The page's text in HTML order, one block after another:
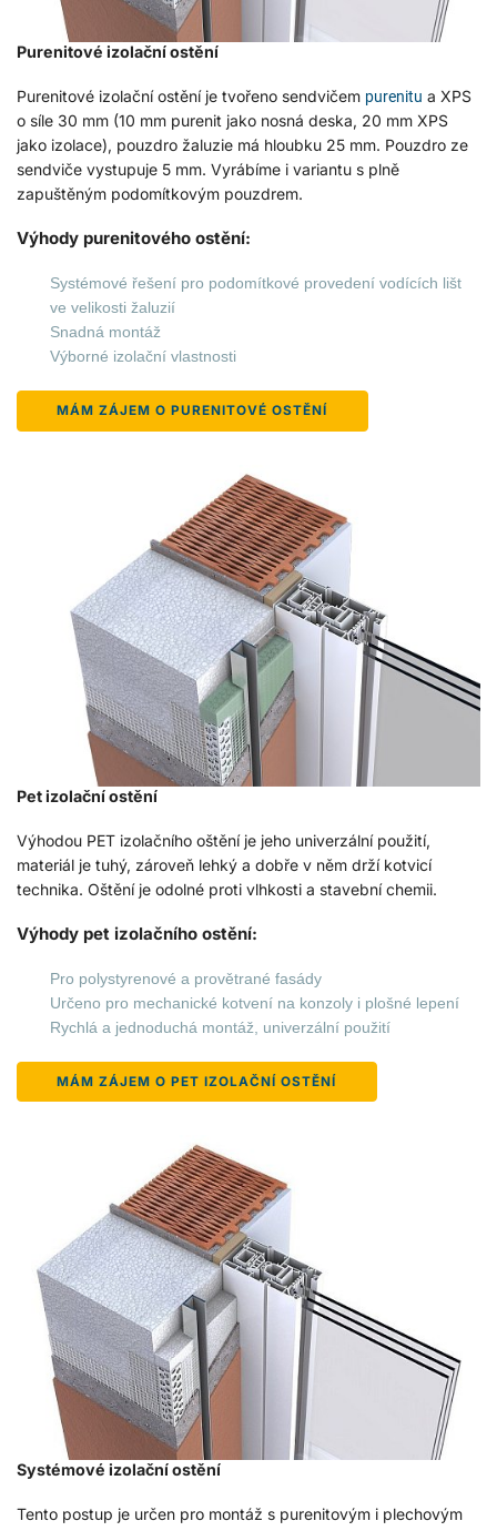
Purenitové izolační ostění
Purenitové izolační ostění je tvořeno sendvičem purenitu a XPS
o síle 30 mm (10 mm purenit jako nosná deska, 20 mm XPS
jako izolace), pouzdro žaluzie má hloubku 25 mm. Pouzdro ze
sendviče vystupuje 5 mm. Vyrábíme i variantu s plně
zapuštěným podomítkovým pouzdrem.
Výhody purenitového ostění:
Systémové řešení pro podomítkové provedení vodících lišt
ve velikosti žaluzií
Snadná montáž
Výborné izolační vlastnosti
MÁM ZÁJEM O PURENITOVÉ OSTĚNÍ
Pet izolační ostění
Výhodou PET izolačního oštění je jeho univerzální použití,
materiál je tuhý, zároveň lehký a dobře v něm drží kotvicí
technika. Oštění je odolné proti vlhkosti a stavební chemii.
Výhody pet izolačního ostění:
Pro polystyrenové a provětrané fasády
Určeno pro mechanické kotvení na konzoly i plošné lepení
Rychlá a jednoduchá montáž, univerzální použití
MÁM ZÁJEM O PET IZOLAČNÍ OSTĚNÍ
Systémové izolační ostění
Tento postup je určen pro montáž s purenitovým i plechovým